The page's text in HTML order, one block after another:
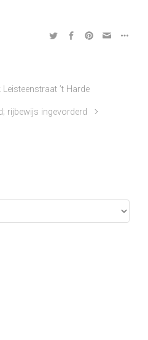
’t Harde
rijbewijs ingevorderd